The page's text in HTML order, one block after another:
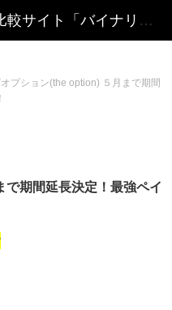
プション(the option) ５月まで期間
期間延長決定！最強ペイ